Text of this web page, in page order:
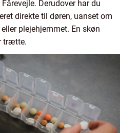
Derudover har du
direkte til døren, uanset om
plejehjemmet. En skøn
trætte.